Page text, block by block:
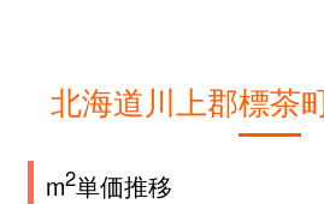
北海道川上郡標茶
m2単価推移